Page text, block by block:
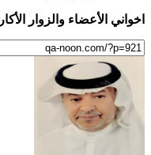
اخواني الأعضاء والزوار